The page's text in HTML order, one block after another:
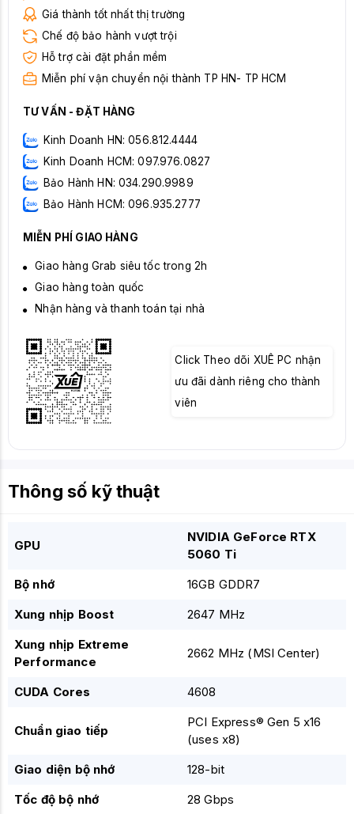
Giá thành tốt nhất thị trường
Chế độ bảo hành vượt trội
Hỗ trợ cài đặt phần mềm
Miễn phí vận chuyển nội thành TP HN- TP HCM
TƯ VẤN - ĐẶT HÀNG
Kinh Doanh HN: 056.812.4444
Kinh Doanh HCM: 097.976.0827
Bảo Hành HN: 034.290.9989
Bảo Hành HCM: 096.935.2777
MIỄN PHÍ GIAO HÀNG
Giao hàng Grab siêu tốc trong 2h
Giao hàng toàn quốc
Nhận hàng và thanh toán tại nhà
Click Theo dõi XUÊ PC nhận
ưu đãi dành riêng cho thành
viên
Thông số kỹ thuật
GPU
NVIDIA GeForce RTX
5060 Ti
Bộ nhớ
16GB GDDR7
Xung nhịp Boost
2647 MHz
Xung nhịp Extreme
Performance
2662 MHz (MSI Center)
CUDA Cores 4608
Chuẩn giao tiếp
PCI Express® Gen 5 x16
(uses x8)
Giao diện bộ nhớ
128-bit
Tốc độ bộ nhớ
28 Gbps